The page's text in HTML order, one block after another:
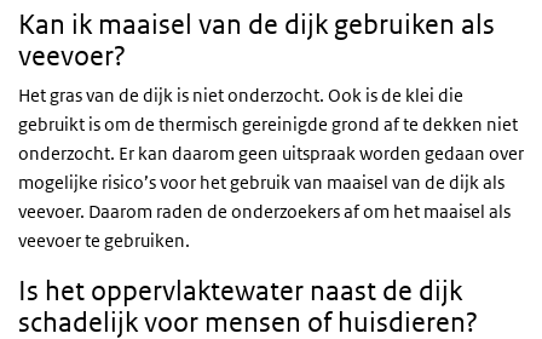
Kan ik maaisel van de dijk gebruiken als
veevoer?
Het gras van de dijk is niet onderzocht. Ook is de klei die
gebruikt is om de thermisch gereinigde grond af te dekken niet
onderzocht. Er kan daarom geen uitspraak worden gedaan over
mogelijke risico’s voor het gebruik van maaisel van de dijk als
veevoer. Daarom raden de onderzoekers af om het maaisel als
veevoer te gebruiken.
Is het oppervlaktewater naast de dijk
schadelijk voor mensen of huisdieren?